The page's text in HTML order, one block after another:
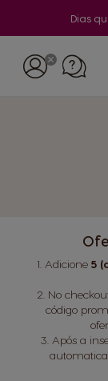
Dias
1. Adicione 5
2. No
código
3. Após a